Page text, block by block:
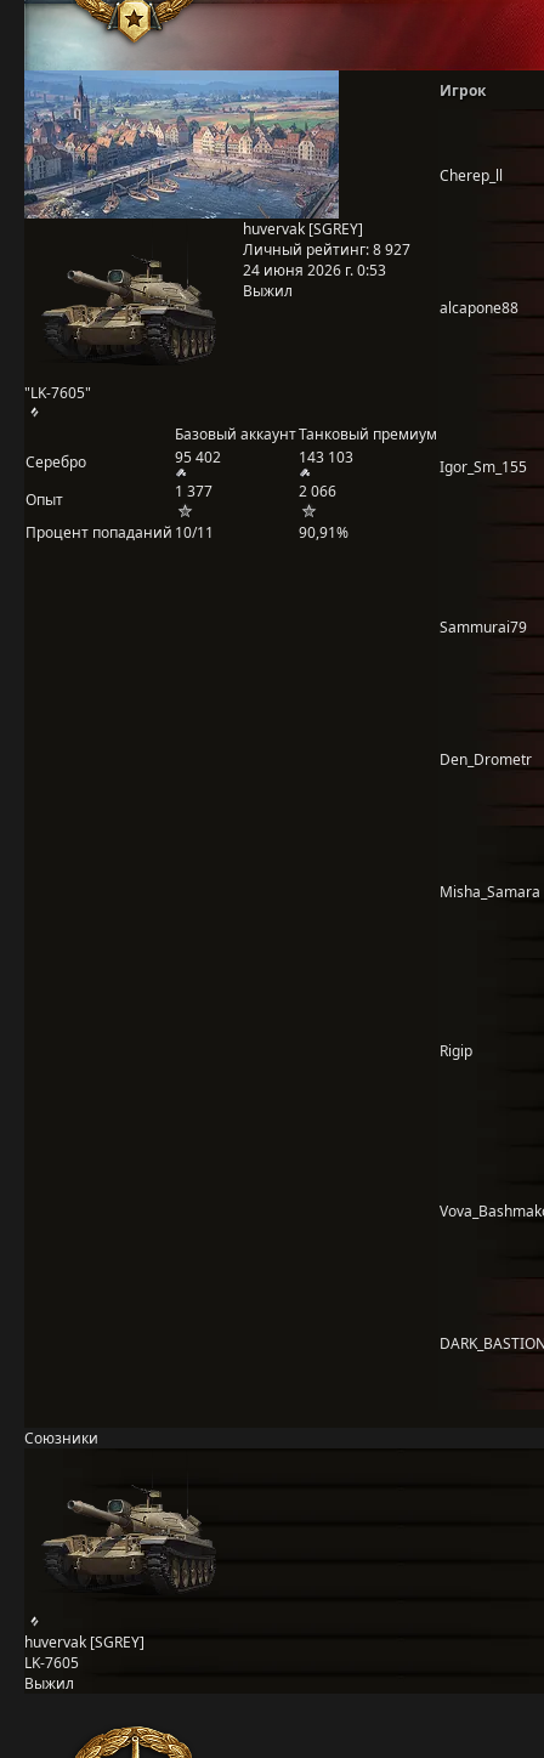
"LK-7605"
huvervak [SGREY]
Личный рейтинг:8 927
24 июня 2026 г. 0:53
Выжил
Базовый аккаунтТанковый премиум
Серебро
95 402 143 103
Опыт 1 377
2 066
Процент попаданий 10/11 90,91%
Игрок
Cherep_ll
alcapone88
Igor_Sm_155
Sammurai79
Den_Drometr
Misha_Samara
Rigip
Союзники
huvervak [SGREY]
LK-7605
Выжил